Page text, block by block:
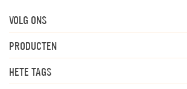
VOLG ONS
PRODUCTEN
HETE TAGS